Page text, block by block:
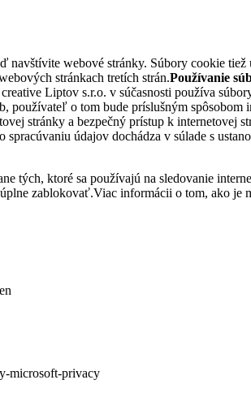
navštívite webové stránky. Súbory cookie
stránkach tretích strán.Používanie
Liptov s.r.o. v súčasnosti používa
používateľ o tom bude príslušným spôsobom
stránky a bezpečný prístup k internetovej
údajov dochádza v súlade s
tých, ktoré sa používajú na sledovanie
zablokovať.Viac informácii o tom, ako
microsoft-privacy